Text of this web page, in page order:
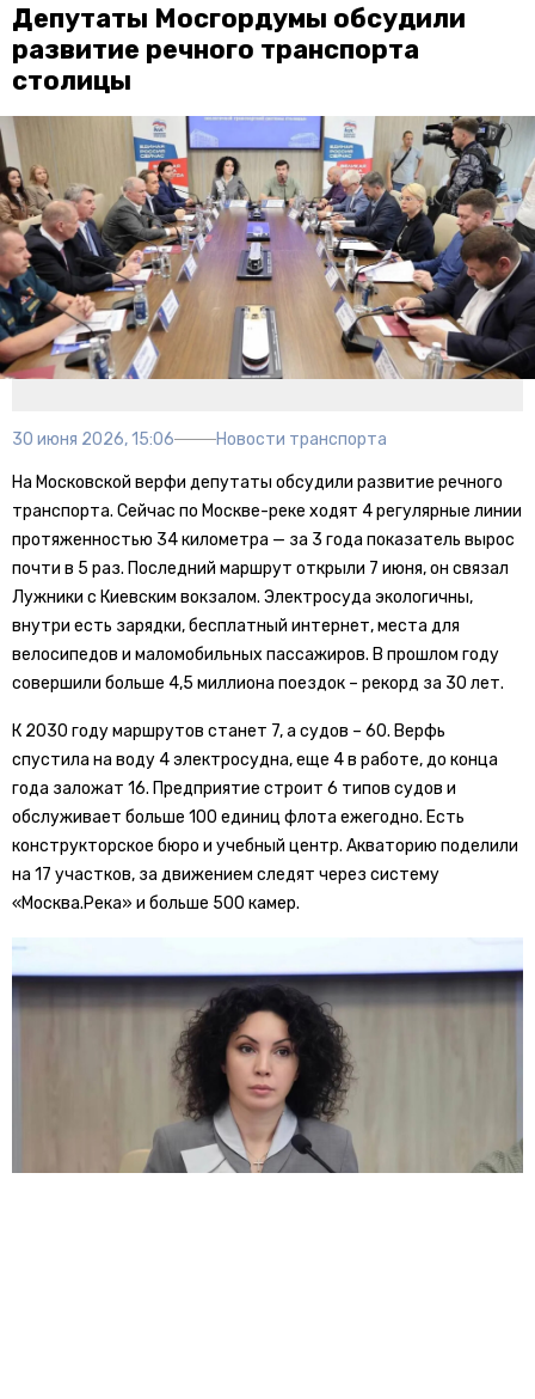
Депутаты Мосгордумы обсудили
развитие речного транспорта
столицы
30 июня 2026, 15:06 Новости транспорта
На Московской верфи депутаты обсудили развитие речного
транспорта. Сейчас по Москве-реке ходят 4 регулярные линии
протяженностью 34 километра — за 3 года показатель вырос
почти в 5 раз. Последний маршрут открыли 7 июня, он связал
Лужники с Киевским вокзалом. Электросуда экологичны,
внутри есть зарядки, бесплатный интернет, места для
велосипедов и маломобильных пассажиров. В прошлом году
совершили больше 4,5 миллиона поездок – рекорд за 30 лет.
К 2030 году маршрутов станет 7, а судов – 60. Верфь
спустила на воду 4 электросудна, еще 4 в работе, до конца
года заложат 16. Предприятие строит 6 типов судов и
обслуживает больше 100 единиц флота ежегодно. Есть
конструкторское бюро и учебный центр. Акваторию поделили
на 17 участков, за движением следят через систему
«Москва.Река» и больше 500 камер.